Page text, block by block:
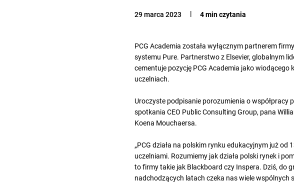
29 marca 2023 4 min czytania
PCG Academia została wyłącznym partnerem
systemu Pure. Partnerstwo z Elsevier, globalnym
cementuje pozycję PCG Academia jako
uczelniach.
Uroczyste podpisanie porozumienia o współpracy
spotkania CEO Public Consulting Group, pana
Koena Mouchaersa.
„PCG działa na polskim rynku edukacyjnym już od
uczelniami. Rozumiemy jak działa polski rynek i
to firmy takie jak Blackboard czy Inspera. Dziś, do
nadchodzących latach czeka nas wiele wspólnych